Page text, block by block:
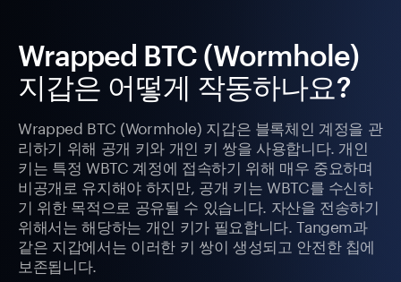
Wrapped BTC (Wormhole)
지갑은 어떻게 작동하나요?
Wrapped BTC (Wormhole) 지갑은 블록체인 계정을 관
리하기 위해 공개 키와 개인 키 쌍을 사용합니다. 개인
키는 특정 WBTC 계정에 접속하기 위해 매우 중요하며
비공개로 유지해야 하지만, 공개 키는 WBTC를 수신하
기 위한 목적으로 공유될 수 있습니다. 자산을 전송하기
위해서는 해당하는 개인 키가 필요합니다. Tangem과
같은 지갑에서는 이러한 키 쌍이 생성되고 안전한 칩에
보존됩니다.